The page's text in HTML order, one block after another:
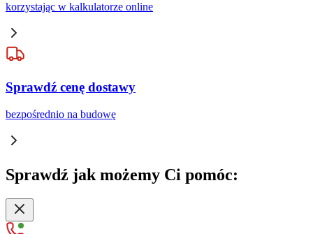
korzystając w kalkulatorze online
Sprawdź cenę dostawy
bezpośrednio na budowę
Sprawdź jak możemy Ci pomóc: